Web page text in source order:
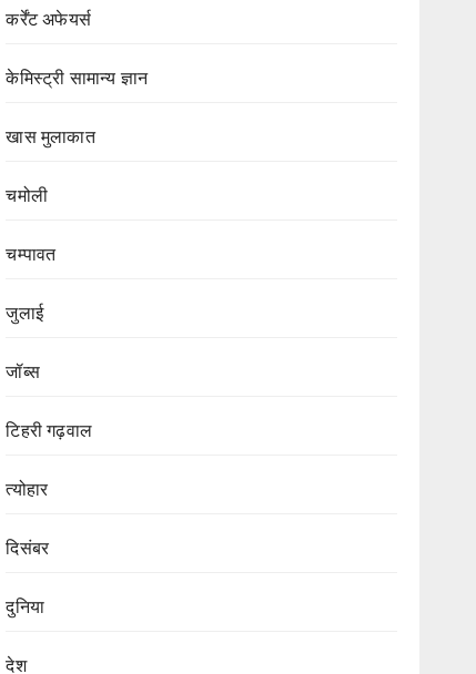
कर्रेंट अफेयर्स
केमिस्ट्री सामान्य ज्ञान
खास मुलाकात
चमोली
चम्पावत
जुलाई
जॉब्स
टिहरी गढ़वाल
त्योहार
दिसंबर
दुनिया
देश